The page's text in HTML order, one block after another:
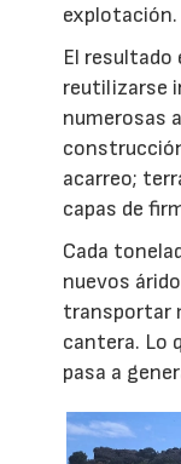
explotación.
El resultado
reutilizarse
numerosas
acarreo;
capas de
Cada
nuevos
transportar
cantera. Lo
pasa a